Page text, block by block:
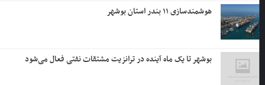
هوشمندسازی ۱۱ بندر استان بوشهر
بوشهر تا یک ماه آینده در ترانزیت مشتقات نفتی فعال می‌شود